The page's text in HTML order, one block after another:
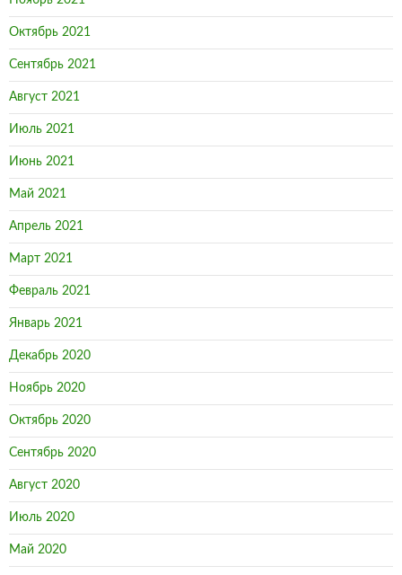
Октябрь 2021
Сентябрь 2021
Август 2021
Июль 2021
Июнь 2021
Май 2021
Апрель 2021
Март 2021
Февраль 2021
Январь 2021
Декабрь 2020
Ноябрь 2020
Октябрь 2020
Сентябрь 2020
Август 2020
Июль 2020
Май 2020